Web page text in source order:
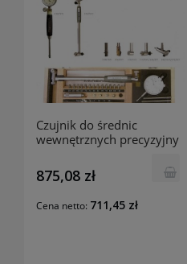
Czujnik do średnic
wewnętrznych precyzyjny
MIB-Germany
875,08 zł
Cena netto: 711,45 zł